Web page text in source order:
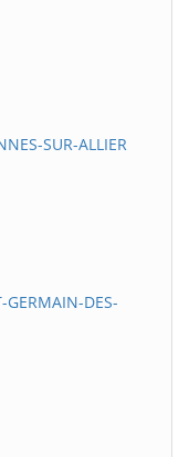
SUR-ALLIER
DES-